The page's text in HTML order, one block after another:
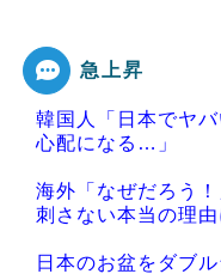
急上昇
韓国人「日本でヤ
心配になる…」
海外「なぜだろう
刺さない本当の理
日本のお盆をダブ